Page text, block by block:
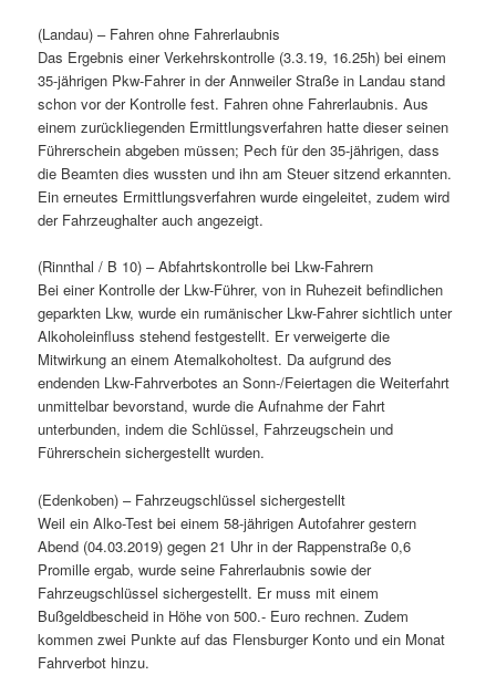
(Landau) – Fahren ohne Fahrerlaubnis
Das Ergebnis einer Verkehrskontrolle (3.3.19, 16.25h) bei einem
35-jährigen Pkw-Fahrer in der Annweiler Straße in Landau stand
schon vor der Kontrolle fest. Fahren ohne Fahrerlaubnis. Aus
einem zurückliegenden Ermittlungsverfahren hatte dieser seinen
Führerschein abgeben müssen; Pech für den 35-jährigen, dass
die Beamten dies wussten und ihn am Steuer sitzend erkannten.
Ein erneutes Ermittlungsverfahren wurde eingeleitet, zudem wird
der Fahrzeughalter auch angezeigt.
(Rinnthal / B 10) – Abfahrtskontrolle bei Lkw-Fahrern
Bei einer Kontrolle der Lkw-Führer, von in Ruhezeit befindlichen
geparkten Lkw, wurde ein rumänischer Lkw-Fahrer sichtlich unter
Alkoholeinfluss stehend festgestellt. Er verweigerte die
Mitwirkung an einem Atemalkoholtest. Da aufgrund des
endenden Lkw-Fahrverbotes an Sonn-/Feiertagen die Weiterfahrt
unmittelbar bevorstand, wurde die Aufnahme der Fahrt
unterbunden, indem die Schlüssel, Fahrzeugschein und
Führerschein sichergestellt wurden.
(Edenkoben) – Fahrzeugschlüssel sichergestellt
Weil ein Alko-Test bei einem 58-jährigen Autofahrer gestern
Abend (04.03.2019) gegen 21 Uhr in der Rappenstraße 0,6
Promille ergab, wurde seine Fahrerlaubnis sowie der
Fahrzeugschlüssel sichergestellt. Er muss mit einem
Bußgeldbescheid in Höhe von 500.- Euro rechnen. Zudem
kommen zwei Punkte auf das Flensburger Konto und ein Monat
Fahrverbot hinzu.